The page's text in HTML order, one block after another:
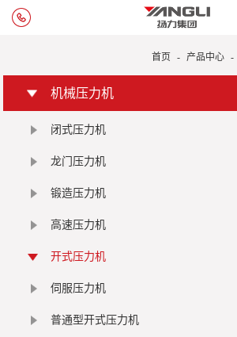
首页 - 产品中心 -
机械压力机
闭式压力机
龙门压力机
锻造压力机
高速压力机
开式压力机
伺服压力机
普通型开式压力机